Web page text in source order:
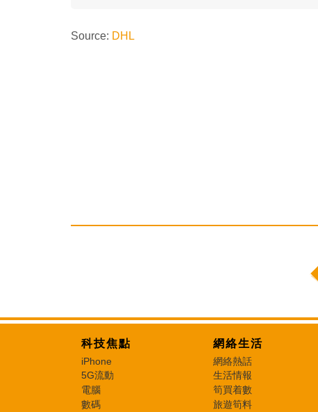
Source: DHL
科技焦點
iPhone
5G流動
電腦
數碼
網絡生活
網絡熱話
生活情報
筍買着數
旅遊筍料